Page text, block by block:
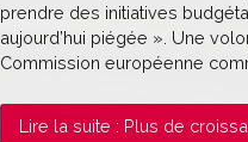
prendre des initiatives
aujourd’hui piégée ». Une
Commission européenne
Lire la suite : Plus de